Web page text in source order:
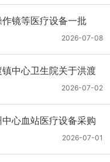
镜等医疗设备一批
2026-07-08
中心卫生院关于洪渡
中心医疗设备采购项
2026-07-02
心血站医疗设备采购
2026-07-01